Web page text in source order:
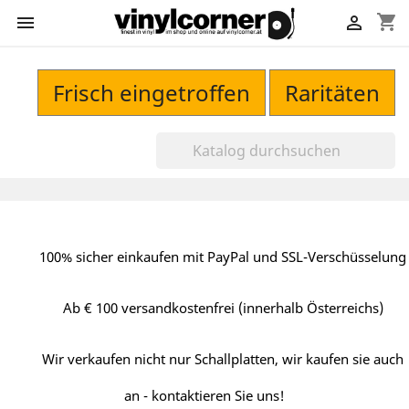
 shopping_cart

Frisch eingetroffen Raritäten
100% sicher einkaufen mit PayPal und SSL-Verschüsselung
Ab € 100 versandkostenfrei (innerhalb Österreichs)
Wir verkaufen nicht nur Schallplatten, wir kaufen sie auch
an - kontaktieren Sie uns!